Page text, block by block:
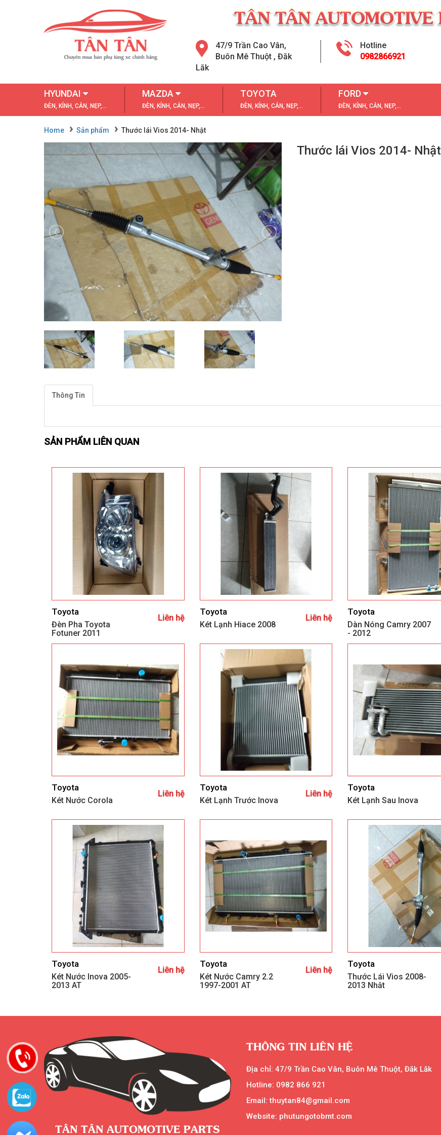
47/9 Trần Cao Vân,
Buôn Mê Thuột , Đăk
Lăk
Hotline
0982866921
HYUNDAI
ĐÈN, KÍNH, CẢN, NẸP,...
MAZDA
ĐÈN, KÍNH, CẢN, NẸP,...
TOYOTA
ĐÈN, KÍNH, CẢN, NẸP,...
FORD
ĐÈN, KÍNH, CẢN, NẸP,...
Home Sản phẩm Thước lái Vios 2014- Nhật
Thước lái Vios 2014- Nhật
Thông Tin
SẢN PHẨM LIÊN QUAN
Toyota
Đèn Pha Toyota
Fotuner 2011
Liên hệ
Toyota
Két Lạnh Hiace 2008
Liên hệ
Toyota
Dàn Nóng Camry 2007
- 2012
Toyota
Két Nước Corola
Liên hệ
Toyota
Két Lạnh Trước Inova
Liên hệ
Toyota
Két Lạnh Sau Inova
Toyota
Két Nước Inova 2005-
2013 AT
Liên hệ
Toyota
Két Nước Camry 2.2
1997-2001 AT
Liên hệ
Toyota
Thước Lái Vios 2008-
2013 Nhật
TÂN TÂN AUTOMOTIVE PARTS
THÔNG TIN LIÊN HỆ
Địa chỉ: 47/9 Trần Cao Vân, Buôn Mê Thuột, Đăk Lăk
Hotline: 0982 866 921
Email: thuytan84@gmail.com
Website: phutungotobmt.com